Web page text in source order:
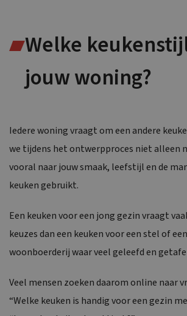
Welke
jouw woning?
Iedere woning vraagt om een andere
we tijdens het ontwerpproces niet alleen
vooral naar jouw smaak, leefstijl en de
keuken gebruikt.
Een keuken voor een jong gezin vraagt
keuzes dan een keuken voor een stel of
woonboerderij waar veel geleefd en
Veel mensen zoeken daarom online naar
“Welke keuken is handig voor een gezin